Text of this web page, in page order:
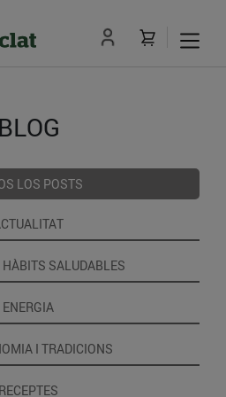
BLOG
LOS POSTS
SALUDABLES
ENERGIA
I TRADICIONS
RECEPTES